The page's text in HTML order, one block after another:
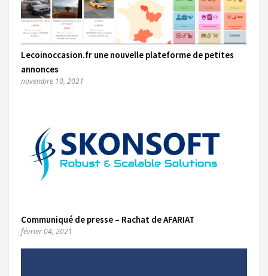
Lecoinoccasion.fr une nouvelle plateforme de petites
annonces
novembre 10, 2021
Communiqué de presse – Rachat de AFARIAT
février 04, 2021